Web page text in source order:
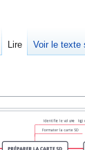
Lire Voir le texte